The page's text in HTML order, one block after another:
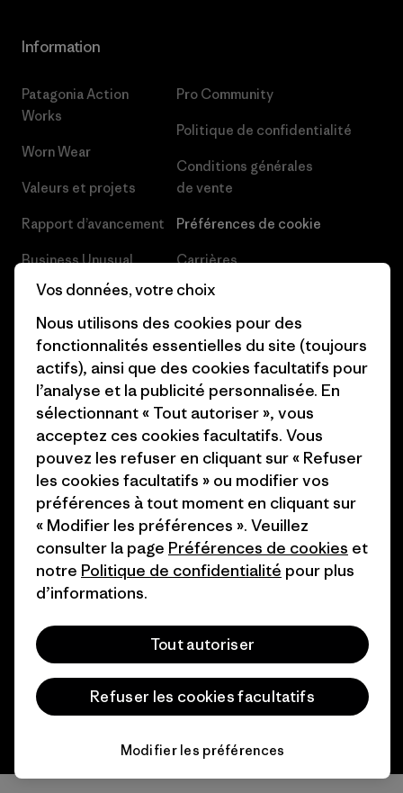
Information
Patagonia Action
Works
Worn Wear
Valeurs et projets
Rapport d’avancement
Business Unusual
Objectifs climatiques
1% For The Planet
Comment nous
finançons
Nos magasins
Pro Community
Politique de confidentialité
Conditions générales
de vente
Préférences de cookie
Carrières
Presse et media
Industry program
Programme d’affiliation
Patagonia Luxembourg Plan du
site
© 2026 Patagonia, Inc. All Rights Reserved.
français
Vos données, votre choix
Nous utilisons des cookies pour des
fonctionnalités essentielles du site (toujours
actifs), ainsi que des cookies facultatifs pour
l’analyse et la publicité personnalisée. En
sélectionnant « Tout autoriser », vous
acceptez ces cookies facultatifs. Vous
pouvez les refuser en cliquant sur « Refuser
les cookies facultatifs » ou modifier vos
préférences à tout moment en cliquant sur
« Modifier les préférences ». Veuillez
consulter la page Préférences de cookies et
notre Politique de confidentialité pour plus
d’informations.
Tout autoriser
Refuser les cookies facultatifs
Modifier les préférences